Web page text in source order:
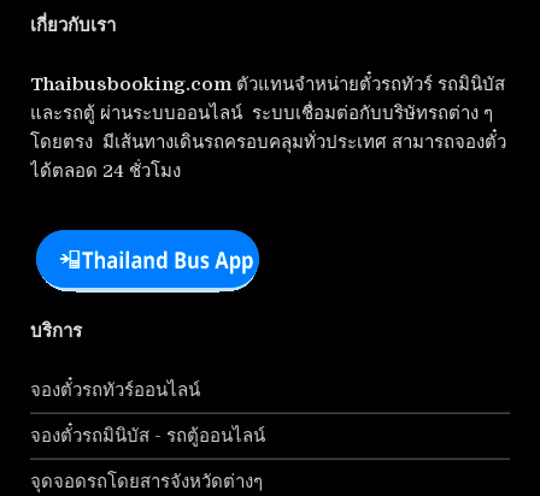
เกี่ยวกับเรา
Thaibusbooking.com ตัวแทนจำหน่ายตั๋วรถทัวร์ รถมินิบัส
และรถตู้ ผ่านระบบออนไลน์ ระบบเชื่อมต่อกับบริษัทรถต่าง ๆ
โดยตรง มีเส้นทางเดินรถครอบคลุมทั่วประเทศ สามารถจองตั๋ว
ได้ตลอด 24 ชั่วโมง
บริการ
จองตั๋วรถทัวร์ออนไลน์
จองตั๋วรถมินิบัส - รถตู้ออนไลน์
จุดจอดรถโดยสารจังหวัดต่างๆ